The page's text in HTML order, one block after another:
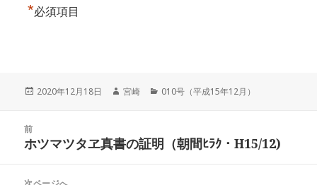
*必須項目
投
2020年12月18日
作
宮崎
カ
ー
010号（平成15年12月）
前
前
投
ホツマツタヱ真書の証明（朝間ﾋﾗｸ・H15/12)